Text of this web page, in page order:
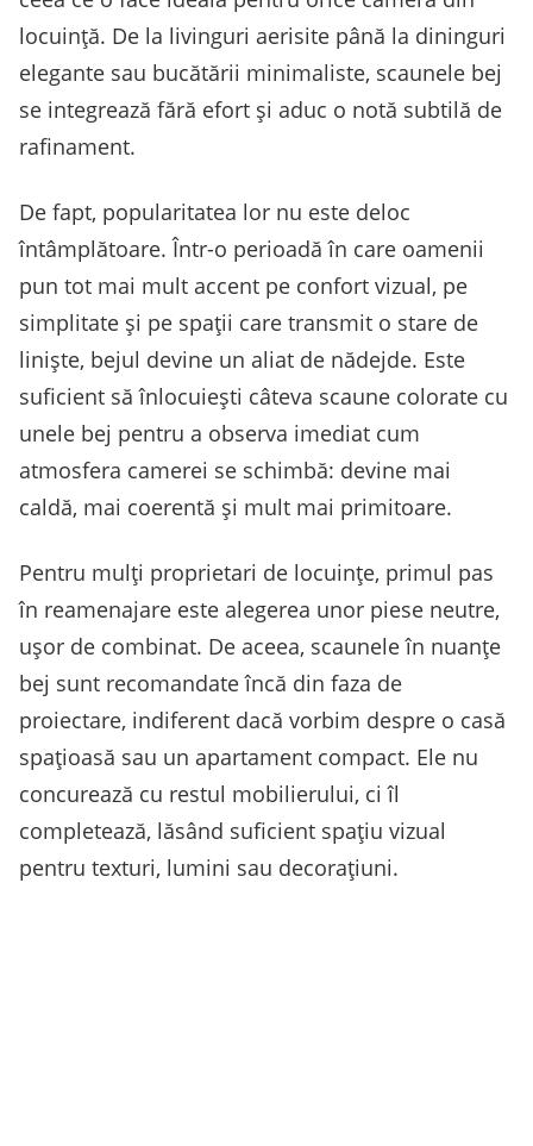
locuință. De la livinguri aerisite până la dininguri
elegante sau bucătării minimaliste, scaunele bej
se integrează fără efort și aduc o notă subtilă de
rafinament.
De fapt, popularitatea lor nu este deloc
întâmplătoare. Într-o perioadă în care oamenii
pun tot mai mult accent pe confort vizual, pe
simplitate și pe spații care transmit o stare de
liniște, bejul devine un aliat de nădejde. Este
suficient să înlocuiești câteva scaune colorate cu
unele bej pentru a observa imediat cum
atmosfera camerei se schimbă: devine mai
caldă, mai coerentă și mult mai primitoare.
Pentru mulți proprietari de locuințe, primul pas
în reamenajare este alegerea unor piese neutre,
ușor de combinat. De aceea, scaunele în nuanțe
bej sunt recomandate încă din faza de
proiectare, indiferent dacă vorbim despre o casă
spațioasă sau un apartament compact. Ele nu
concurează cu restul mobilierului, ci îl
completează, lăsând suficient spațiu vizual
pentru texturi, lumini sau decorațiuni.